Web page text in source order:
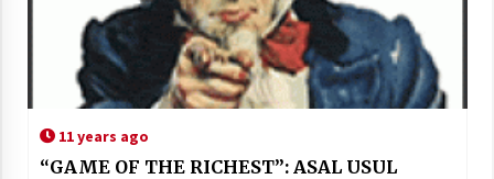
11 years ago
“GAME OF THE RICHEST”: ASAL USUL